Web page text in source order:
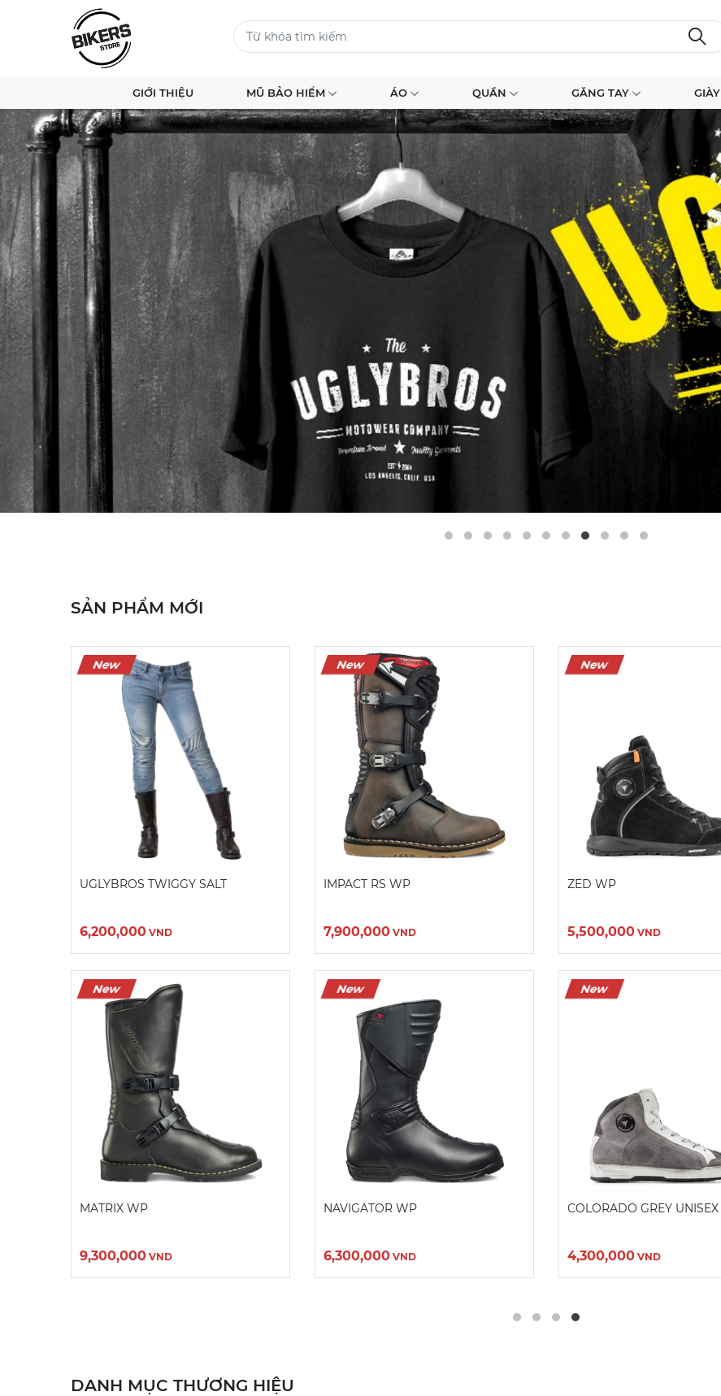
GIỚI THIỆU MŨ BẢO HIỂM ÁO QUẦN GĂNG TAY GIÀY
SẢN PHẨM MỚI
New
Màu sắc:
Kích cỡ:
Sản Phẩm Hết Hàng
UGLYBROS TWIGGY SALT
6,200,000 VND
New
Màu sắc:
Kích cỡ:
40 41
44
Xóa
MATRIX WP
9,300,000 VND
New
Màu sắc:
43
44
IMPACT RS WP
7,900,000 VND
New
Màu sắc:
Kích cỡ:
39 40 41 42 43
44
NAVIGATOR WP
6,300,000 VND
New
39
40
ZED WP
5,500,000 VND
New
Màu sắc:
Kích cỡ:
36
37 38 39 40 41
COLORADO GREY UNISEX
4,300,000 VND
DANH MỤC THƯƠNG HIỆU